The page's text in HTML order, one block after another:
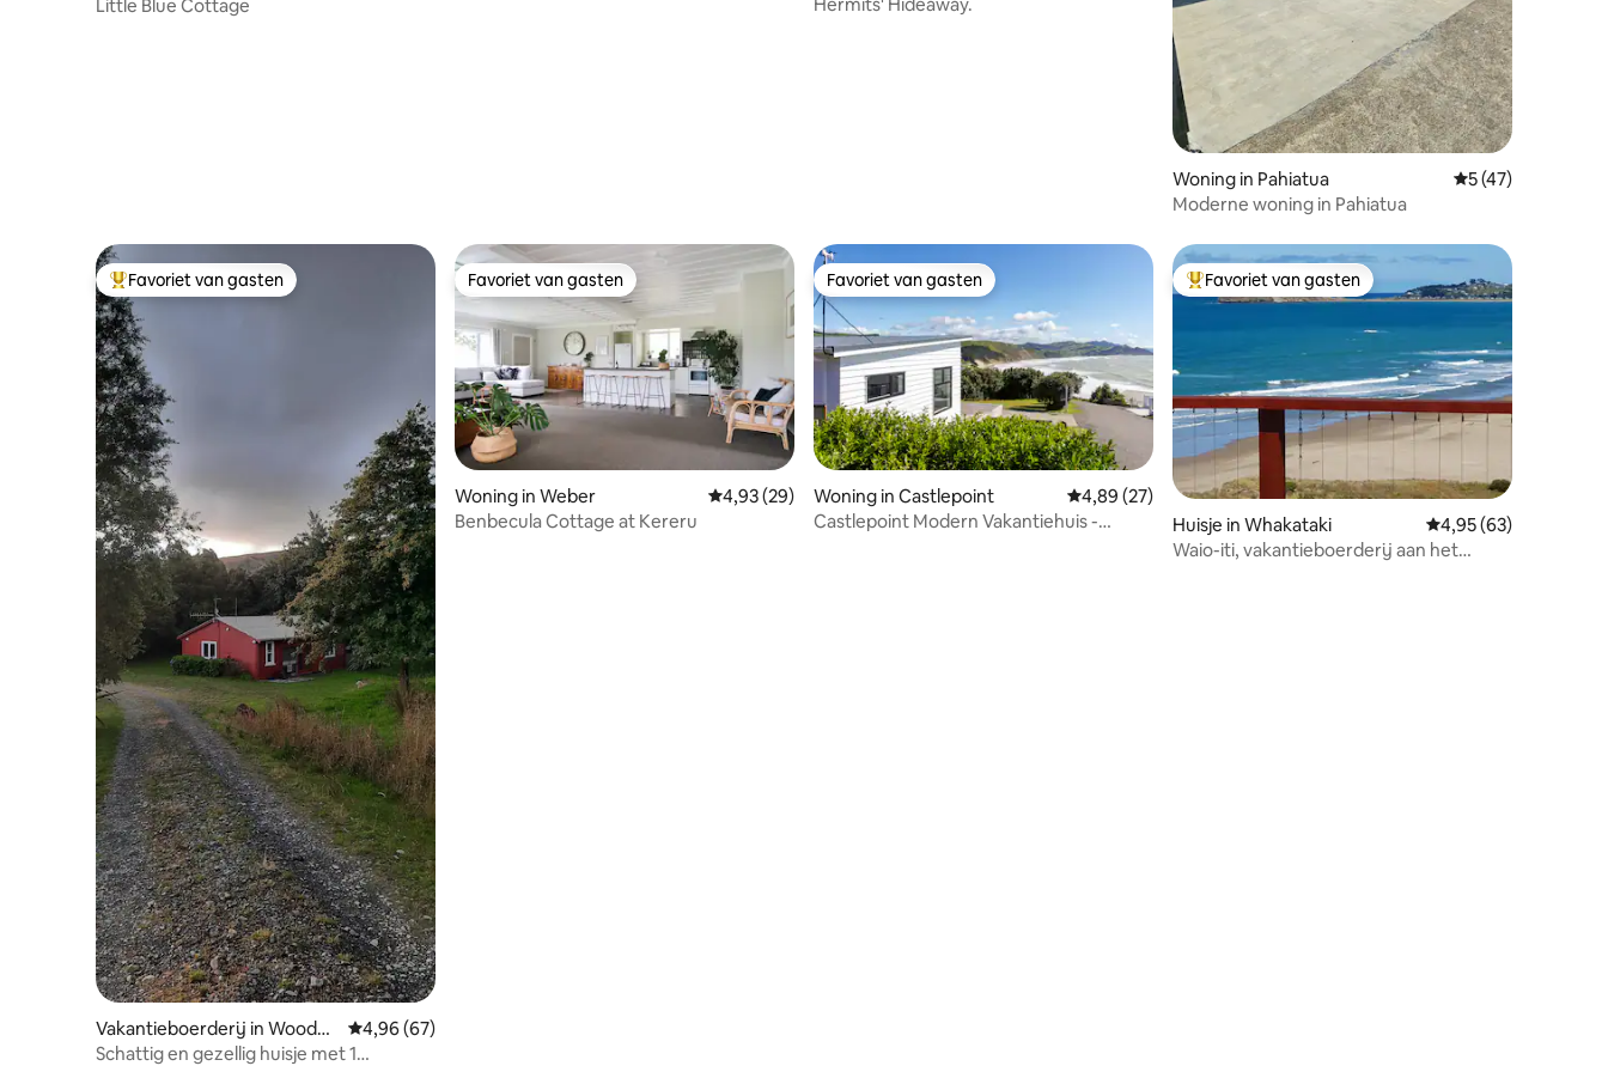
Little Blue Cottage
Woning in Pahiatua Gemiddelde
5 (47)
Moderne woning in Pahiatua
Topfavoriet van gasten
Favoriet van gasten
Vakantieboerderij in Woodvill
e
Gemiddelde beoordeling van 4,96 op 5, 67 recensies
4,96 (67)
Schattig en gezellig huisje met 1
Favoriet van gasten
Favoriet van gasten
Woning in Weber Gemiddelde beoordeling van 4,93 op 5, 29 recensies
4,93 (29)
Benbecula Cottage at Kereru
Favoriet van gasten
Favoriet van gasten
Woning in Castlepoint Gemiddelde beoordeling van 4,89 op 5, 27 recensies
4,89 (27)
Castlepoint Modern Vakantiehuis -
Topfavoriet van gasten
Favoriet van gasten
Huisje in Whakataki Gemiddelde
4,95 (63)
Waio-iti, vakantieboerderij aan het